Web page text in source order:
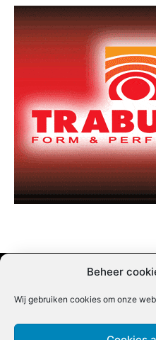
Beheer
Wij gebruiken cookies om onze
Nieuwsbrief